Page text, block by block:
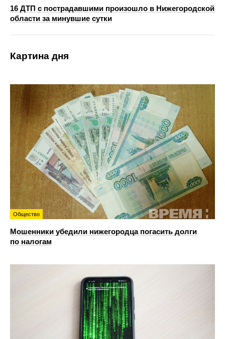
16 ДТП с пострадавшими произошло в Нижегородской
области за минувшие сутки
Картина дня
Общество
Мошенники убедили нижегородца погасить долги
по налогам